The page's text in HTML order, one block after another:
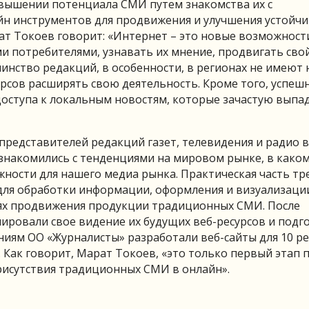
потенциала СМИ путем знакомства их с
инструментов для продвижения и улучшения
говорит: «Интернет – это новые
узнавать их мнение, продвигать
редакций, в особенности, в регионах не имеют
расширять свою деятельность. Кроме того,
к локальным новостям, которые зачастую
редакций газет, телевидения и радио
с тенденциями на мировом рынке, в
для нашего медиа рынка. Практическая часть
обработки информации, оформления и
продвижения продукции традиционных СМИ. После
свое видение их будущих веб-ресурсов и
ОО «Журналисты» разработали веб-сайты для 10
Как говорит, Марат Токоев, «это только первый этап
традиционных СМИ в онлайн».